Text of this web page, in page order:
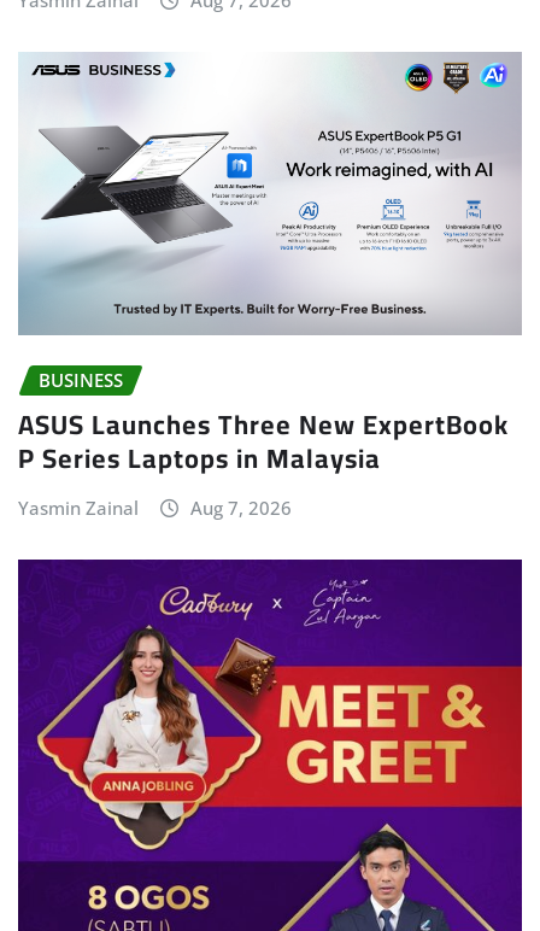
BUSINESS
ASUS Launches Three New ExpertBook
P Series Laptops in Malaysia
Yasmin Zainal Aug 7, 2026